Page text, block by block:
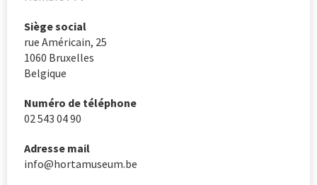
Siège social
rue Américain, 25
1060 Bruxelles
Belgique
Numéro de téléphone
02 543 04 90
Adresse mail
info@hortamuseum.be